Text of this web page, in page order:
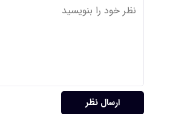
ارسال نظر